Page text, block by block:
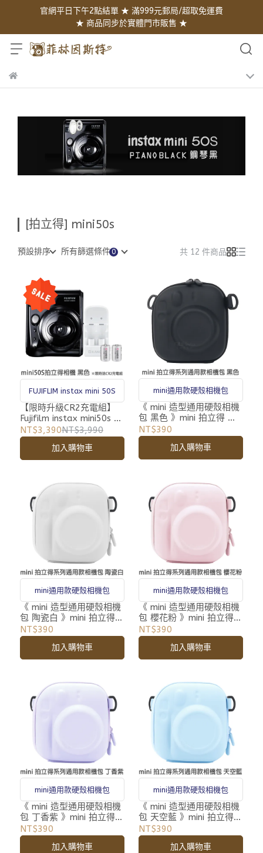
官網平日下午2點結單 ★ 滿999元郵局/超取免運費
★ 商品同步於實體門市販售 ★
[拍立得] mini50s
預設排序 所有篩選條件 共 12 件商品
FUJIFLIM instax mini 50S
【限時升級CR2充電組】
Fujifilm instax mini50s 黑
色 拍立得相機 mini 50 s
富士拍立得 平行輸入
NT$3,390NT$3,990
加入購物車
mini通用款硬殼相機包
《 mini 造型通用硬殼相機
包 黑色 》mini 拍立得 專
用 相機包 收納包 附背帶
NT$390
加入購物車
mini通用款硬殼相機包
《 mini 造型通用硬殼相機
包 陶瓷白 》mini 拍立得
專用 相機包 收納包 附背
帶
NT$390
加入購物車
mini通用款硬殼相機包
《 mini 造型通用硬殼相機
包 櫻花粉 》mini 拍立得
專用 相機包 收納包 附背
帶
NT$390
加入購物車
mini通用款硬殼相機包
《 mini 造型通用硬殼相機
包 丁香紫 》mini 拍立得
專用 相機包 收納包 附背
帶
NT$390
加入購物車
mini通用款硬殼相機包
《 mini 造型通用硬殼相機
包 天空藍 》mini 拍立得
專用 相機包 收納包 附背
帶
NT$390
加入購物車